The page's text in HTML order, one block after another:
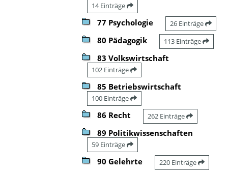
14 Einträge
77 Psychologie 26 Einträge
80 Pädagogik 113 Einträge
83 Volkswirtschaft
102 Einträge
85 Betriebswirtschaft
100 Einträge
86 Recht 262 Einträge
89 Politikwissenschaften
59 Einträge
90 Gelehrte 220 Einträge